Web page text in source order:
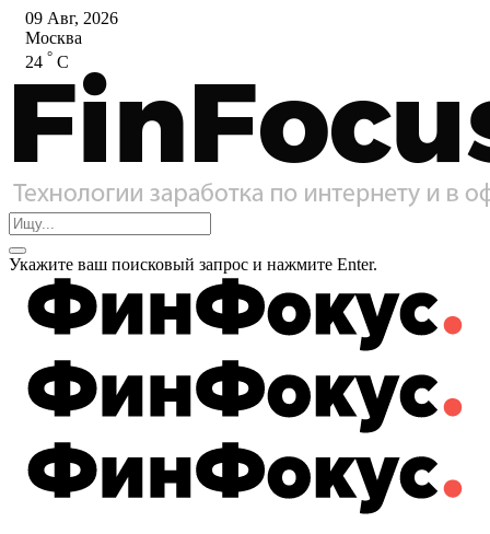
09 Авг, 2026
Москва
24 ° C
Укажите ваш поисковый запрос и нажмите Enter.